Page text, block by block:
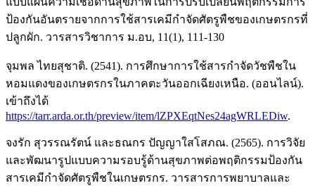
ป้องกันอันตรายจากการใช้สารเคมีกำจัดศัตรูพืชของเกษตรกรที่
ปลูกผัก. วารสารวิชาการ ม.อบ, 11(1), 111-130
จุมพล ไทยสุชาติ. (2541). การศึกษาการใช้สารกำจัดวัชพืชใน
หอมแดงของเกษตรกรในภาคตะวันออกเฉียงเหนือ. (ออนไลน์).
เข้าถึงได้
https://tarr.arda.or.th/preview/item/lZPXEqtNes24agWRLEDiw.
จงรัก สุวรรณรัตน์ และธณกร ปัญญาใสโสภณ. (2565). การวิจัย
และพัฒนารูปแบบความรอบรู้ด้านสุขภาพต่อพฤติกรรมป้องกัน
สารเคมีกำจัดศัตรูพืชในเกษตรกร. วารสารการพยาบาลและ